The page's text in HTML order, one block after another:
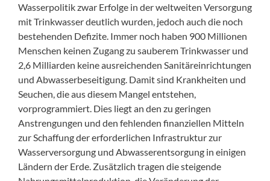
Wasserpolitik zwar Erfolge in der weltweiten Versorgung
mit Trinkwasser deutlich wurden, jedoch auch die noch
bestehenden Defizite. Immer noch haben 900 Millionen
Menschen keinen Zugang zu sauberem Trinkwasser und
2,6 Milliarden keine ausreichenden Sanitäreinrichtungen
und Abwasserbeseitigung. Damit sind Krankheiten und
Seuchen, die aus diesem Mangel entstehen,
vorprogrammiert. Dies liegt an den zu geringen
Anstrengungen und den fehlenden finanziellen Mitteln
zur Schaffung der erforderlichen Infrastruktur zur
Wasserversorgung und Abwasser­entsorgung in einigen
Ländern der Erde. Zusätzlich tragen die steigende